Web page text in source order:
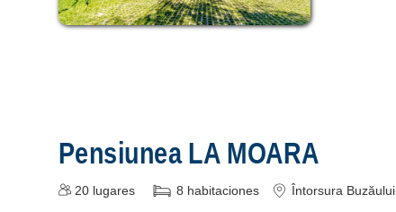
Pensiunea LA MOARA
20 lugares 8 habitaciones Întorsura Buzăului